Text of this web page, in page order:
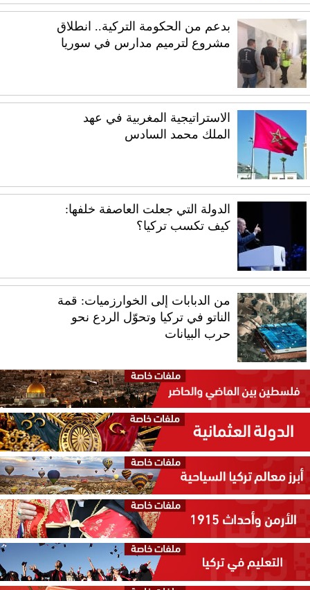
بدعم من الحكومة التركية.. انطلاق
مشروع لترميم مدارس في سوريا
الاستراتيجية المغربية في عهد
الملك محمد السادس
الدولة التي جعلت العاصفة خلفها:
كيف تكسب تركيا؟
من الدبابات إلى الخوارزميات: قمة
الناتو في تركيا وتحوّل الردع نحو
حرب البيانات